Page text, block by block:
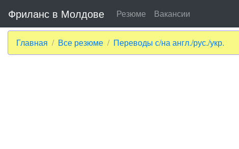
Фриланс в Молдове Резюме Вакансии
Главная Все резюме Переводы с/на англ./рус./укр.